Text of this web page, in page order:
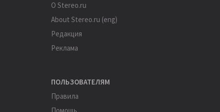
О Stereo.ru
About Stereo.ru (eng)
Редакция
Реклама
ПОЛЬЗОВАТЕЛЯМ
Правила